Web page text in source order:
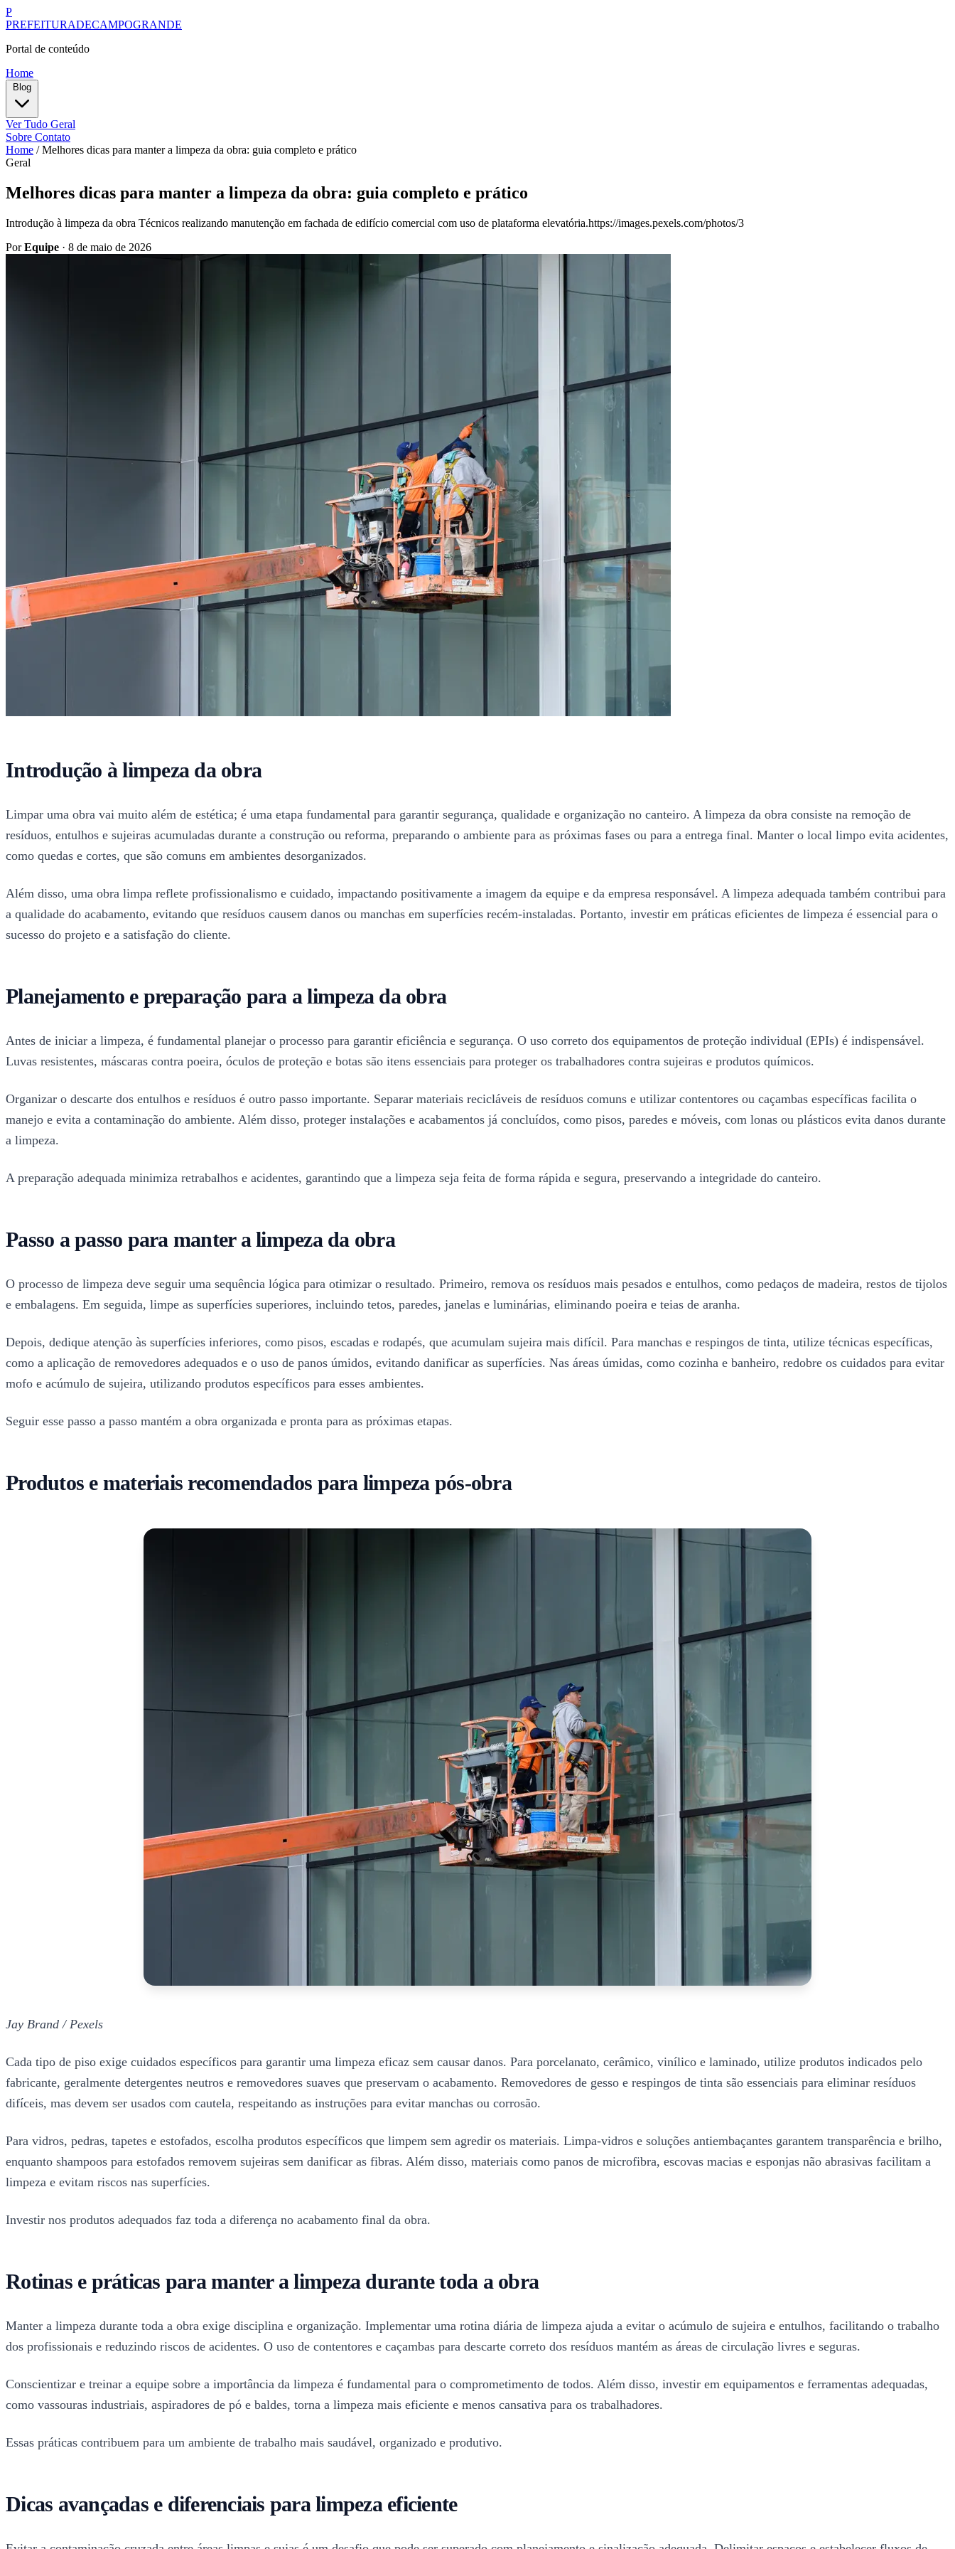
P
PREFEITURADECAMPOGRANDE
Portal de conteúdo
Home
Ver Tudo Geral
Sobre Contato
Home / Melhores dicas para manter a limpeza da obra: guia completo e prático
Geral
Melhores dicas para manter a limpeza da obra: guia completo e prático
Introdução à limpeza da obra Técnicos realizando manutenção em fachada de edifício comercial com uso de plataforma elevatória.https://images.pexels.com/photos/3
PorEquipe · 8 de maio de 2026
Introdução à limpeza da obra
Limpar uma obra vai muito além de estética; é uma etapa fundamental para garantir segurança, qualidade e organização no canteiro. A limpeza da obra consiste na remoção de
resíduos, entulhos e sujeiras acumuladas durante a construção ou reforma, preparando o ambiente para as próximas fases ou para a entrega final. Manter o local limpo evita acidentes,
como quedas e cortes, que são comuns em ambientes desorganizados.
Além disso, uma obra limpa reflete profissionalismo e cuidado, impactando positivamente a imagem da equipe e da empresa responsável. A limpeza adequada também contribui para
a qualidade do acabamento, evitando que resíduos causem danos ou manchas em superfícies recém-instaladas. Portanto, investir em práticas eficientes de limpeza é essencial para o
sucesso do projeto e a satisfação do cliente.
Planejamento e preparação para a limpeza da obra
Antes de iniciar a limpeza, é fundamental planejar o processo para garantir eficiência e segurança. O uso correto dos equipamentos de proteção individual (EPIs) é indispensável.
Luvas resistentes, máscaras contra poeira, óculos de proteção e botas são itens essenciais para proteger os trabalhadores contra sujeiras e produtos químicos.
Organizar o descarte dos entulhos e resíduos é outro passo importante. Separar materiais recicláveis de resíduos comuns e utilizar contentores ou caçambas específicas facilita o
manejo e evita a contaminação do ambiente. Além disso, proteger instalações e acabamentos já concluídos, como pisos, paredes e móveis, com lonas ou plásticos evita danos durante
a limpeza.
A preparação adequada minimiza retrabalhos e acidentes, garantindo que a limpeza seja feita de forma rápida e segura, preservando a integridade do canteiro.
Passo a passo para manter a limpeza da obra
O processo de limpeza deve seguir uma sequência lógica para otimizar o resultado. Primeiro, remova os resíduos mais pesados e entulhos, como pedaços de madeira, restos de tijolos
e embalagens. Em seguida, limpe as superfícies superiores, incluindo tetos, paredes, janelas e luminárias, eliminando poeira e teias de aranha.
Depois, dedique atenção às superfícies inferiores, como pisos, escadas e rodapés, que acumulam sujeira mais difícil. Para manchas e respingos de tinta, utilize técnicas específicas,
como a aplicação de removedores adequados e o uso de panos úmidos, evitando danificar as superfícies. Nas áreas úmidas, como cozinha e banheiro, redobre os cuidados para evitar
mofo e acúmulo de sujeira, utilizando produtos específicos para esses ambientes.
Seguir esse passo a passo mantém a obra organizada e pronta para as próximas etapas.
Produtos e materiais recomendados para limpeza pós-obra
Jay Brand / Pexels
Cada tipo de piso exige cuidados específicos para garantir uma limpeza eficaz sem causar danos. Para porcelanato, cerâmico, vinílico e laminado, utilize produtos indicados pelo
fabricante, geralmente detergentes neutros e removedores suaves que preservam o acabamento. Removedores de gesso e respingos de tinta são essenciais para eliminar resíduos
difíceis, mas devem ser usados com cautela, respeitando as instruções para evitar manchas ou corrosão.
Para vidros, pedras, tapetes e estofados, escolha produtos específicos que limpem sem agredir os materiais. Limpa-vidros e soluções antiembaçantes garantem transparência e brilho,
enquanto shampoos para estofados removem sujeiras sem danificar as fibras. Além disso, materiais como panos de microfibra, escovas macias e esponjas não abrasivas facilitam a
limpeza e evitam riscos nas superfícies.
Investir nos produtos adequados faz toda a diferença no acabamento final da obra.
Rotinas e práticas para manter a limpeza durante toda a obra
Manter a limpeza durante toda a obra exige disciplina e organização. Implementar uma rotina diária de limpeza ajuda a evitar o acúmulo de sujeira e entulhos, facilitando o trabalho
dos profissionais e reduzindo riscos de acidentes. O uso de contentores e caçambas para descarte correto dos resíduos mantém as áreas de circulação livres e seguras.
Conscientizar e treinar a equipe sobre a importância da limpeza é fundamental para o comprometimento de todos. Além disso, investir em equipamentos e ferramentas adequadas,
como vassouras industriais, aspiradores de pó e baldes, torna a limpeza mais eficiente e menos cansativa para os trabalhadores.
Essas práticas contribuem para um ambiente de trabalho mais saudável, organizado e produtivo.
Dicas avançadas e diferenciais para limpeza eficiente